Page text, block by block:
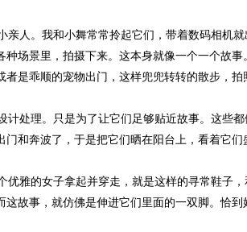
人。我和小舞常常拎起它们，带着数码相机
种场景里，拍摄下来。这本身就像一个一个故
是乖顺的宠物出门，这样兜兜转转的散步，拍
处理。只是为了让它们足够贴近故事。这些
和奔波了，于是把它们晒在阳台上，看着它们
雅的女子拿起并穿走，就是这样的寻常鞋子
这故事，就仿佛是伸进它们里面的一双脚。恰